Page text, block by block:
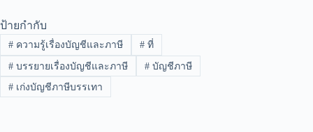
ป้ายกำกับ
#ความรู้เรื่องบัญชีและภาษี #ที่
#บรรยายเรื่องบัญชีและภาษี #บัญชีภาษี
#เก่งบัญชีภาษีบรรเทา